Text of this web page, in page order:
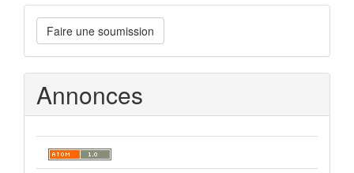
Faire
une
soumission
Faire une soumission
Annonces